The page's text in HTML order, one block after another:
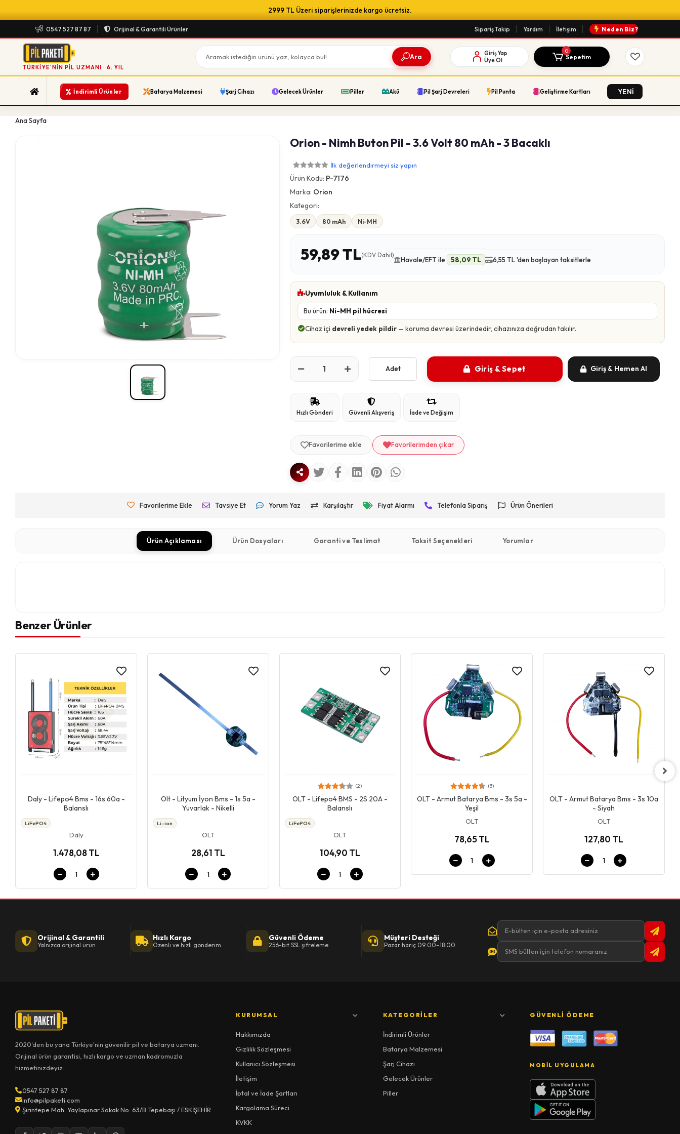
2999 TL Üzeri siparişlerinizde kargo ücretsiz.
0547 527 87 87 Orijinal & Garantili Ürünler Sipariş Takip Yardım İletişim Neden Biz?
TÜRKIYE'NIN PIL UZMANI · 6. YIL
Ara
Giriş Yap
Üye Ol
0
Sepetim
% İndirimli Ürünler Batarya Malzemesi Şarj Cihazı Gelecek Ürünler Piller Akü Pil Şarj Devreleri Pil Punta Geliştirme Kartları YENİ
Ana Sayfa
Orion - Nimh Buton Pil - 3.6 Volt 80 mAh - 3 Bacaklı
İlk değerlendirmeyi siz yapın
Ürün Kodu: P-7176
Marka: Orion
Kategori:
3.6V 80 mAh Ni-MH
59,89 TL(KDV Dahil)
Havale/EFT ile 58,09 TL 6,55 TL 'den başlayan taksitlerle
Uyumluluk & Kullanım
Bu ürün: Ni-MH pil hücresi
Cihaz içi devreli yedek pildir — koruma devresi üzerindedir, cihazınıza doğrudan takılır.
Adet Giriş & Sepet Giriş & Hemen Al
Hızlı Gönderi Güvenli Alışveriş İade ve Değişim
Favorilerime ekle Favorilerimden çıkar
Favorilerime Ekle Tavsiye Et Yorum Yaz Karşılaştır Fiyat Alarmı Telefonla Sipariş Ürün Önerileri
Ürün Açıklaması Ürün Dosyaları Garanti ve Teslimat Taksit Seçenekleri Yorumlar
Benzer Ürünler
Daly - Lifepo4 Bms - 16s 60a -
Balanslı
LiFePO4
Daly
1.478,08 TL
Olt - Lityum İyon Bms - 1s 5a -
Yuvarlak - Nikelli
Li-ion
OLT
28,61 TL
(2)
OLT - Lifepo4 BMS - 2S 20A -
Balanslı
LiFePO4
OLT
104,90 TL
(3)
OLT - Armut Batarya Bms - 3s 5a -
Yeşil
OLT
78,65 TL
OLT - Armut Batarya Bms - 3s 10a
- Siyah
OLT
127,80 TL
Orijinal & Garantili
Yalnızca orijinal ürün
Hızlı Kargo
Özenli ve hızlı gönderim
Güvenli Ödeme
256-bit SSL şifreleme
Müşteri Desteği
Pazar hariç 09:00–18:00
2020'den bu yana Türkiye'nin güvenilir pil ve batarya uzmanı.
Orijinal ürün garantisi, hızlı kargo ve uzman kadromuzla
hizmetinizdeyiz.
0547 527 87 87
info@pilpaketi.com
Şirintepe Mah. Yaylapınar Sokak No: 63/B Tepebaşı / ESKİŞEHİR
KURUMSAL
Hakkımızda
Gizlilik Sözleşmesi
Kullanıcı Sözleşmesi
İletişim
İptal ve İade Şartları
Kargolama Süreci
KVKK
KATEGORILER
İndirimli Ürünler
Batarya Malzemesi
Şarj Cihazı
Gelecek Ürünler
Piller
GÜVENLI ÖDEME
MOBIL UYGULAMA